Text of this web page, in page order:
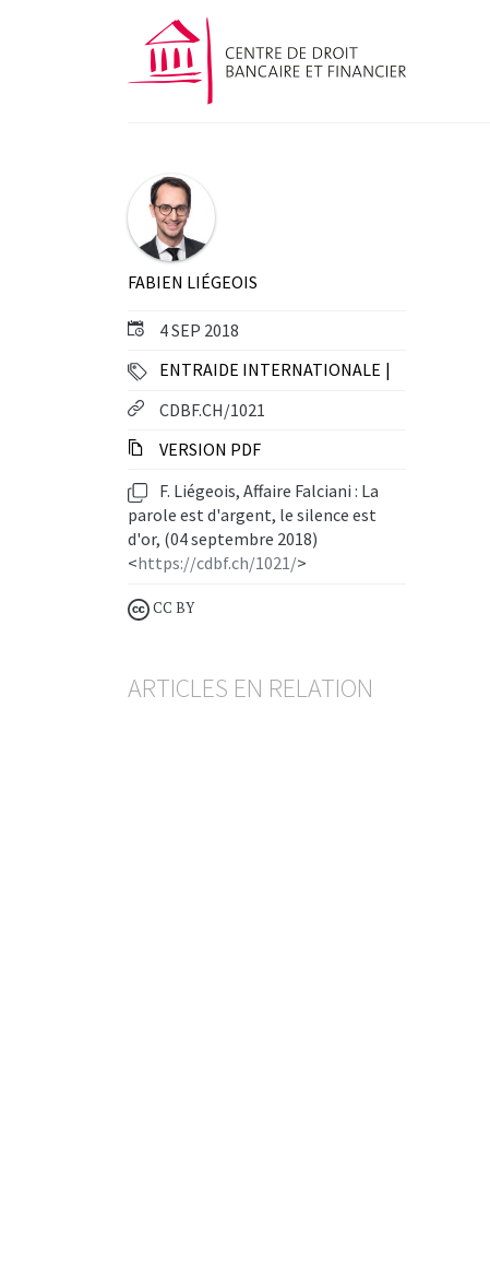
FABIEN LIÉGEOIS
4 SEP 2018
ENTRAIDE INTERNATIONALE
CDBF.CH/1021
VERSION PDF
F. Liégeois, Affaire Falciani : La
parole est d'argent, le silence est
d'or, (04 septembre 2018)
<https://cdbf.ch/1021/>
CC BY
ARTICLES EN RELATION